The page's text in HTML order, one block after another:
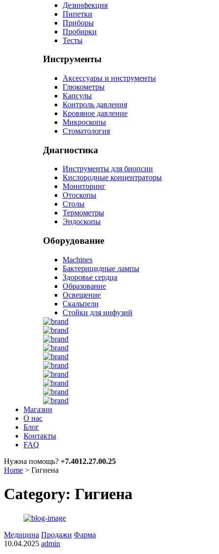
Дезинфекция
Пипетки
Приборы
Пробирки
Тесты
Инструменты
Аксессуары и инструменты
Глюкометры
Капсулы
Контроль давления
Кровяное давление
Микроскопы
Стоматология
Диагностика
Инструменты для биопсии
Кислородные концентраторы
Мониторинг
Отоскопы
Столы
Термометры
Эндоскопы
Оборудование
Machines
Бактерицидные лампы
Здоровье сердца
Образование
Освещение
Скальпели
Стойки для инфузий
Магазин
О нас
Блог
Контакты
FAQ
Нужна помощь? +7.4012.27.00.25
Home > Гигиена
Category: Гигиена
Медицина Продажи Фарма
10.04.2025 admin